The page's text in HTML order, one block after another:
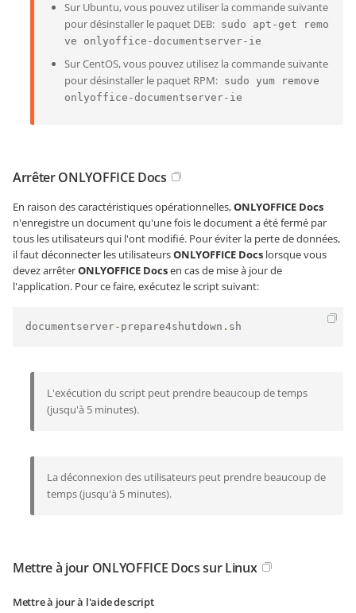
Sur Ubuntu, vous pouvez utiliser la commande suivante
pour désinstaller le paquet DEB: sudo apt-get remo
ve onlyoffice-documentserver-ie
Sur CentOS, vous pouvez utilisez la commande suivante
pour désinstaller le paquet RPM: sudo yum remove
onlyoffice-documentserver-ie
Arrêter ONLYOFFICE Docs
En raison des caractéristiques opérationnelles,ONLYOFFICE Docs
n'enregistre un document qu'une fois le document a été fermé par
tous les utilisateurs qui l'ont modifié. Pour éviter la perte de données,
il faut déconnecter les utilisateursONLYOFFICE Docs lorsque vous
devez arrêterONLYOFFICE Docsen cas de mise à jour de
l'application. Pour ce faire, exécutez le script suivant:
documentserver- prepare4shutdown . sh
L'exécution du script peut prendre beaucoup de temps
(jusqu'à 5 minutes).
La déconnexion des utilisateurs peut prendre beaucoup de
temps (jusqu'à 5 minutes).
Mettre à jour ONLYOFFICE Docs sur Linux
Mettre à jour à l'aide de script